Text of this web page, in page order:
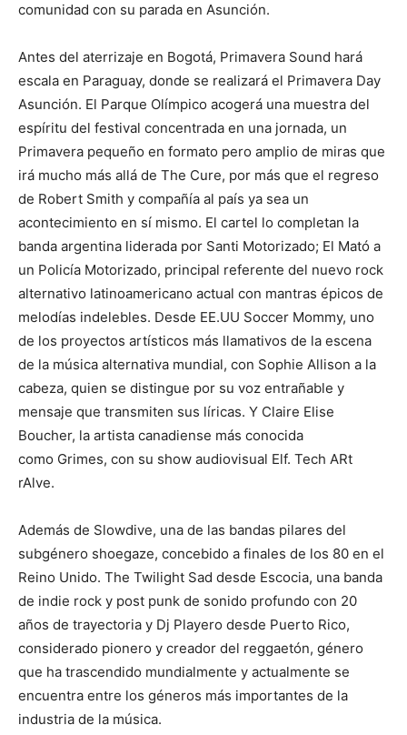
comunidad con su parada en Asunción.
Antes del aterrizaje en Bogotá, Primavera Sound hará
escala en Paraguay, donde se realizará el Primavera Day
Asunción. El Parque Olímpico acogerá una muestra del
espíritu del festival concentrada en una jornada, un
Primavera pequeño en formato pero amplio de miras que
irá mucho más allá de The Cure, por más que el regreso
de Robert Smith y compañía al país ya sea un
acontecimiento en sí mismo. El cartel lo completan la
banda argentina liderada por Santi Motorizado; El Mató a
un Policía Motorizado, principal referente del nuevo rock
alternativo latinoamericano actual con mantras épicos de
melodías indelebles. Desde EE.UU Soccer Mommy, uno
de los proyectos artísticos más llamativos de la escena
de la música alternativa mundial, con Sophie Allison a la
cabeza, quien se distingue por su voz entrañable y
mensaje que transmiten sus líricas. Y Claire Elise
Boucher, la artista canadiense más conocida
como Grimes, con su show audiovisual Elf. Tech ARt
rAlve.
Además de Slowdive, una de las bandas pilares del
subgénero shoegaze, concebido a finales de los 80 en el
Reino Unido. The Twilight Sad desde Escocia, una banda
de indie rock y post punk de sonido profundo con 20
años de trayectoria y Dj Playero desde Puerto Rico,
considerado pionero y creador del reggaetón, género
que ha trascendido mundialmente y actualmente se
encuentra entre los géneros más importantes de la
industria de la música.